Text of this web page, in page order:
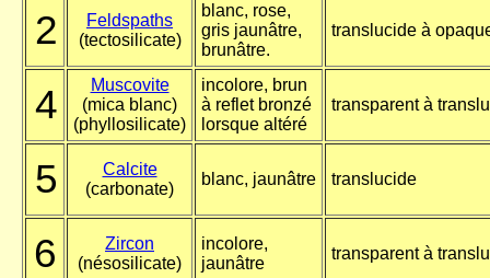
2
Feldspaths
(tectosilicate)
blanc, rose,
gris jaunâtre,
brunâtre.
translucide à
4
Muscovite
(mica blanc)
(phyllosilicate)
incolore, brun
à reflet bronzé
lorsque altéré
transparent à
5
Calcite
(carbonate)
blanc, jaunâtre translucide
6
Zircon
(nésosilicate)
incolore,
jaunâtre
transparent à